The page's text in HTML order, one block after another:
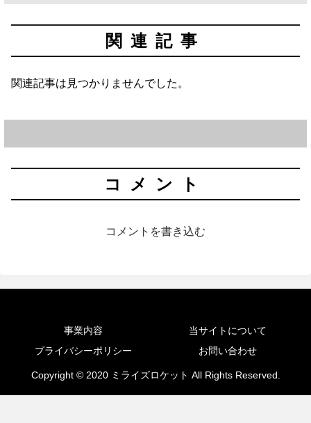
関連記事
関連記事は見つかりませんでした。
コメント
コメントを書き込む
事業内容
当サイトについて
プライバシーポリシー
お問い合わせ
Copyright © 2020 ミライズロケット All Rights Reserved.